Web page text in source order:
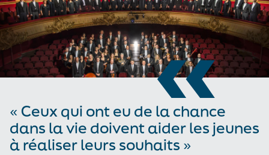
«
« Ceux qui ont eu de la chance
dans la vie doivent aider les jeunes
à réaliser leurs souhaits »